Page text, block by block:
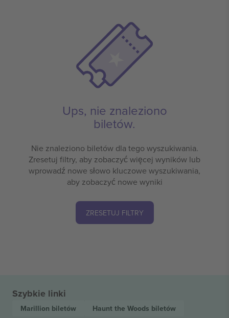
Ups, nie znaleziono
biletów.
Nie znaleziono biletów dla tego wyszukiwania.
Zresetuj filtry, aby zobaczyć więcej wyników lub
wprowadź nowe słowo kluczowe wyszukiwania,
aby zobaczyć nowe wyniki
ZRESETUJ FILTRY
Szybkie linki
Marillion biletów Haunt the Woods biletów